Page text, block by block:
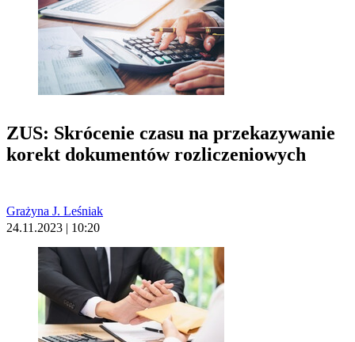
ZUS: Skrócenie czasu na przekazywanie
korekt dokumentów rozliczeniowych
Grażyna J. Leśniak
24.11.2023 | 10:20